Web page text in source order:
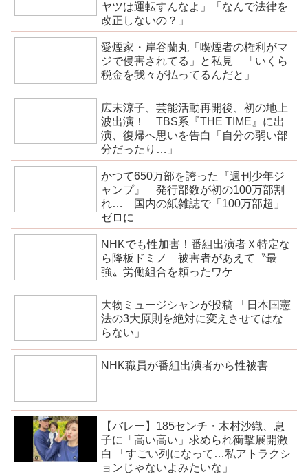
ヤツは運転すんなよ」「なんで法律を
改正しないの？」
愛煙家・岸谷蘭丸「喫煙者の権利がマ
ジで侵害されてる」と私見 「いくら
税金を我々が払ってるんだと」
広末涼子、芸能活動再開後、初の地上
波出演！ TBS系『THE TIME』に出
演、復帰へ思いを告白「自分の弱い部
分だったり…」
かつて650万部を誇った『週刊少年ジ
ャンプ』 発行部数が初の100万部割
れ… 国内の紙雑誌で「100万部超」
ゼロに
NHKでも性加害！番組出演者Ｘ特定な
ら降板ドミノ 被害者があえて〝最
強〟労働組合を頼ったワケ
大物ミュージシャンが投稿 「日本国憲
法の3大原則を絶対に変えさせてはな
らない」
NHK職員が番組出演者から性被害
【バレー】185センチ・木村沙織、息
子に「高い高い」求められ衝撃展開激
白 「すごい列になって…私アトラクシ
ョンじゃないよみたいな」